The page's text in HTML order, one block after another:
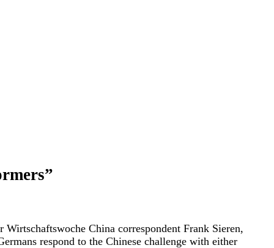
China correspondent Frank Sieren,
respond to the Chinese challenge with either